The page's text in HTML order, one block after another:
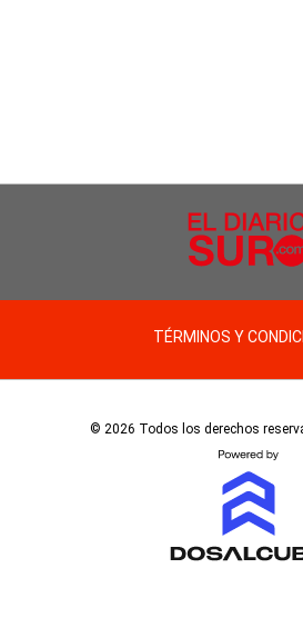
TÉRMINOS Y
© 2026 Todos los derechos